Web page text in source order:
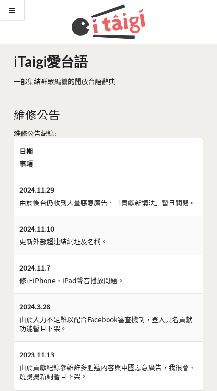
iTaigi愛台語
一部集結群眾編纂的開放台語辭典
維修公告
維修公告紀錄:
日期
事項
2024.11.29
由於後台仍收到大量惡意廣告，「貢獻新講法」暫且關閉。
2024.11.10
更新外部超連結網址及名稱。
2024.11.7
修正iPhone、iPad聲音播放問題。
2024.3.28
由於人力不足難以配合Facebook審查機制，登入具名貢獻
功能暫且下架。
2023.11.13
由於貢獻紀錄參雜許多腥羶內容與中國惡意廣告，我很會、
燒燙燙新詞暫且下架。